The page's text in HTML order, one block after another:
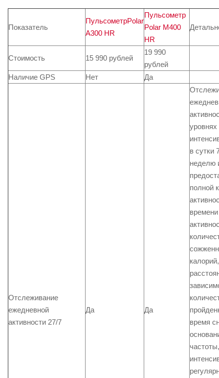
Показатель
ПульсометрPolar
A300 HR
Пульсометр
Polar M400
HR
Стоимость 15 990 рублей
19 990
рублей
Наличие GPS
Нет Да
Отслеживание
ежедневной
активности 27/7
Да Да
уровнях
в сутки
неделю
полной
время
частоты,